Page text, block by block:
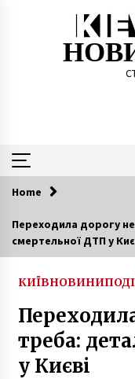
Читають
СБУ
6
ЗСУ
1
Home
Переходила дорогу
смертельної ДТП у
КИЇВНОВИНИ
треба:
у Києві